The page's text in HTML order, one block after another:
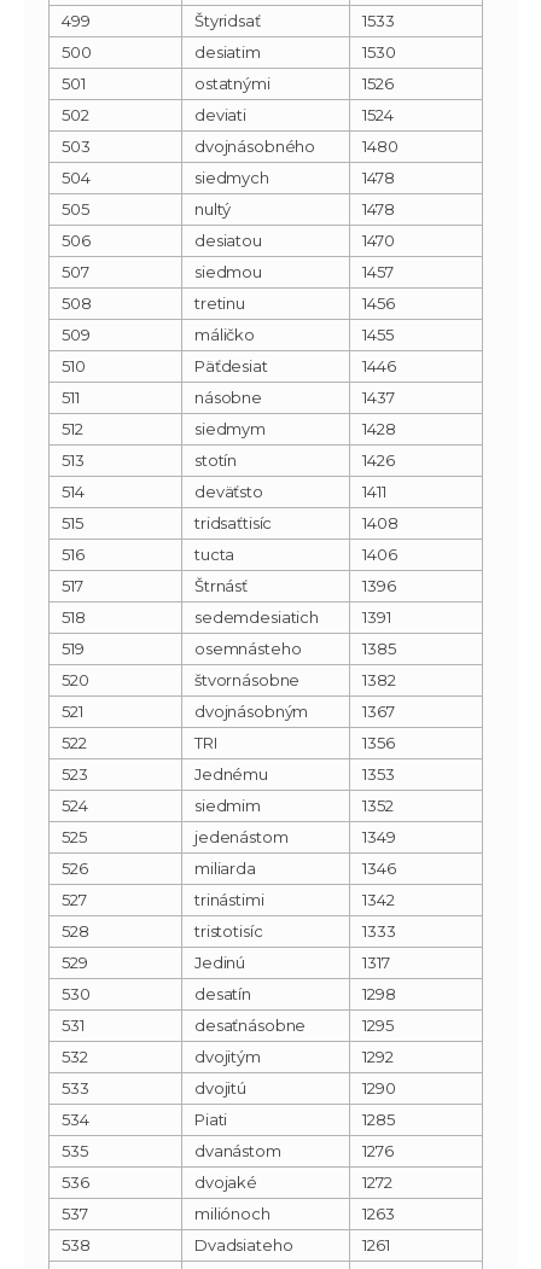
499
Štyridsať
1533
500
desiatim
1530
501
ostatnými
1526
502
deviati
1524
503
dvojnásobného
1480
504
siedmych
1478
505
nultý
1478
506
desiatou
1470
507
siedmou
1457
508
tretinu
1456
509
máličko
1455
510
Päťdesiat
1446
511
násobne
1437
512
siedmym
1428
513
stotín
1426
514
deväťsto
1411
515
tridsaťtisíc
1408
516
tucta
1406
517
Štrnásť
1396
518
sedemdesiatich
1391
519
osemnásteho
1385
520
štvornásobne
1382
521
dvojnásobným
1367
522
TRI
1356
523
Jednému
1353
524
siedmim
1352
525
jedenástom
1349
526
miliarda
1346
527
trinástimi
1342
528
tristotisíc
1333
529
Jedinú
1317
530
desatín
1298
531
desaťnásobne
1295
532
dvojitým
1292
533
dvojitú
1290
534
Piati
1285
535
dvanástom
1276
536
dvojaké
1272
537
miliónoch
1263
538
Dvadsiateho
1261